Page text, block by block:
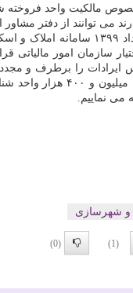
مالکیت واحد فروخته
توانند از دفتر مشاور
به نقل از ایسنا، روز
سازمان امور مالیاتی
و سپس مجلس ایرادات را
و شهرسازی
(1)
(0)